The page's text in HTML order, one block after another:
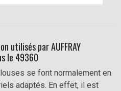
utilisés par AUFFRAY
le 49360
se font normalement en
adaptés. En effet, il est